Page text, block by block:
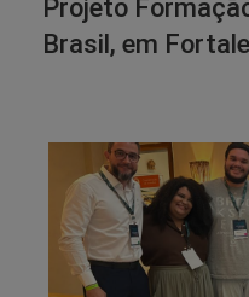
Projeto
Brasil, em